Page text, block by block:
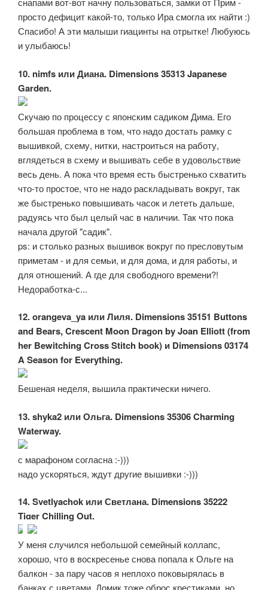
просто дефицит какой-то, только Ира смогла их найти :)
Спасибо! А эти малыши гиацинты на отрытке! Любуюсь
и улыбаюсь!
10. nimfs или Диана. Dimensions 35313 Japanese
Garden.
Скучаю по процессу с японским садиком Дима. Его
большая проблема в том, что надо достать рамку с
вышивкой, схему, нитки, настроиться на работу,
вглядеться в схему и вышивать себе в удовольствие
весь день. А пока что время есть быстренько схватить
что-то простое, что не надо раскладывать вокруг, так
же быстренько повышивать часок и лететь дальше,
радуясь что был целый час в наличии. Так что пока
начала другой "садик".
ps: и столько разных вышивок вокруг по пресловутым
приметам - и для семьи, и для дома, и для работы, и
для отношений. А где для свободного времени?!
Недоработка-с...
12. orangeva_ya или Лиля. Dimensions 35151 Buttons
and Bears, Crescent Moon Dragon by Joan Elliott (from
her Bewitching Cross Stitch book) и Dimensions 03174
A Season for Everything.
Бешеная неделя, вышила практически ничего.
13. shyka2 или Ольга. Dimensions 35306 Charming
Waterway.
с марафоном согласна :-)))
надо ускоряться, ждут другие вышивки :-)))
14. Svetlyachok или Светлана. Dimensions 35222
Tiger Chilling Out.
У меня случился небольшой семейный коллапс,
хорошо, что в воскресенье снова попала к Ольге на
балкон - за пару часов я неплохо поковырялась в
банках с цветами. Домик тоже оброс крестиками, но